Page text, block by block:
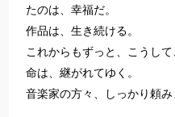
たのは、幸福だ。
作品は、生き続ける。
これからもずっと、こうして
命は、継がれてゆく。
音楽家の方々、しっかり頼み